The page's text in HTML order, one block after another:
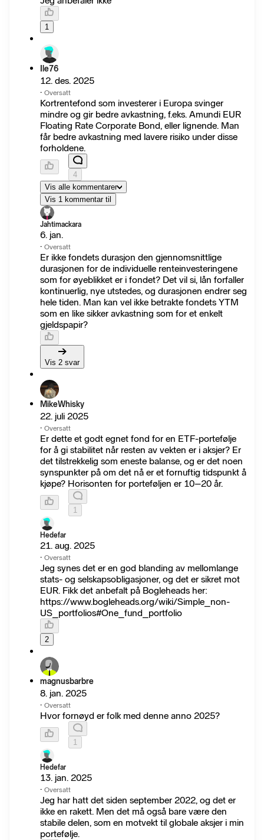
1
Ile76
12. des. 2025
· Oversatt
Kortrentefond som investerer i Europa svinger
mindre og gir bedre avkastning, f.eks. Amundi EUR
Floating Rate Corporate Bond, eller lignende. Man
får bedre avkastning med lavere risiko under disse
forholdene.
4
Vis alle kommentarer
Vis 1 kommentar til
Jahtimackara
6. jan.
· Oversatt
Er ikke fondets durasjon den gjennomsnittlige
durasjonen for de individuelle renteinvesteringene
som for øyeblikket er i fondet? Det vil si, lån forfaller
kontinuerlig, nye utstedes, og durasjonen endrer seg
hele tiden. Man kan vel ikke betrakte fondets YTM
som en like sikker avkastning som for et enkelt
gjeldspapir?
Vis 2 svar
MikeWhisky
22. juli 2025
· Oversatt
Er dette et godt egnet fond for en ETF-portefølje
for å gi stabilitet når resten av vekten er i aksjer? Er
det tilstrekkelig som eneste balanse, og er det noen
synspunkter på om det nå er et fornuftig tidspunkt å
kjøpe? Horisonten for porteføljen er 10–20 år.
1
Hedefar
21. aug. 2025
· Oversatt
Jeg synes det er en god blanding av mellomlange
stats- og selskapsobligasjoner, og det er sikret mot
EUR. Fikk det anbefalt på Bogleheads her:
https://www.bogleheads.org/wiki/Simple_non-
US_portfolios#One_fund_portfolio
2
magnusbarbre
8. jan. 2025
· Oversatt
Hvor fornøyd er folk med denne anno 2025?
1
Hedefar
13. jan. 2025
· Oversatt
Jeg har hatt det siden september 2022, og det er
ikke en rakett. Men det må også bare være den
stabile delen, som en motvekt til globale aksjer i min
portefølje.